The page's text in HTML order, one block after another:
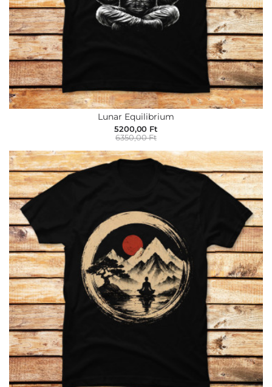
Lunar Equilibrium
5200,00 Ft
6350,00 Ft